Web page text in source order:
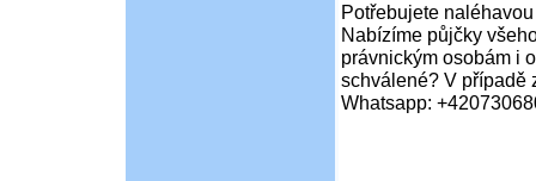
Potřebujete
Nabízíme půjčky
právnickým osobám i
schválené? V případě
Whatsapp: